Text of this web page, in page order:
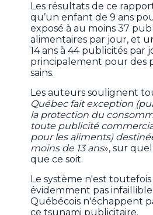
Les résultats de ce
qu’un enfant de 9 ans
exposé à au moins 37
alimentaires par jour, et
14 ans à 44 publicités par
principalement pour des
sains.
Les auteurs soulignent
Québec fait exception
la protection du
toute publicité
pour les aliments)
moins de 13 ans», sur
que ce soit.
Le système n'est
évidemment pas
Québécois n'échappent
ce tsunami publicitaire.